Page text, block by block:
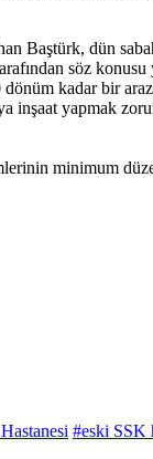
Baştürk, dün
söz konusu
kadar bir
inşaat yapmak
minimum
#eski SSK